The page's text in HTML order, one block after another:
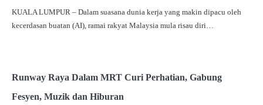
KUALA LUMPUR – Dalam suasana dunia kerja yang makin dipacu oleh
kecerdasan buatan (AI), ramai rakyat Malaysia mula risau diri…
Runway Raya Dalam MRT Curi Perhatian, Gabung
Fesyen, Muzik dan Hiburan